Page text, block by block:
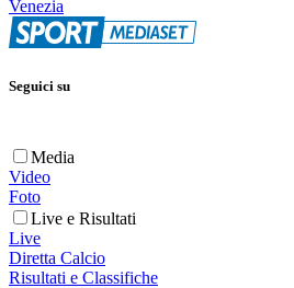
Venezia
Seguici su
Media
Video
Foto
Live e Risultati
Live
Diretta Calcio
Risultati e Classifiche